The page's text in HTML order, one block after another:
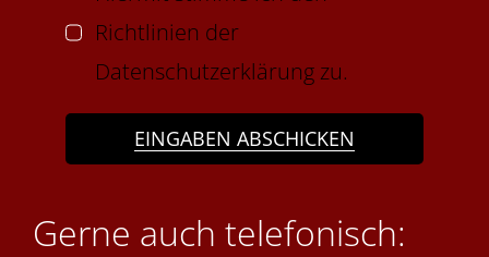
Richtlinien der
Datenschutzerklärung zu.
EINGABEN ABSCHICKEN
Gerne auch telefonisch: